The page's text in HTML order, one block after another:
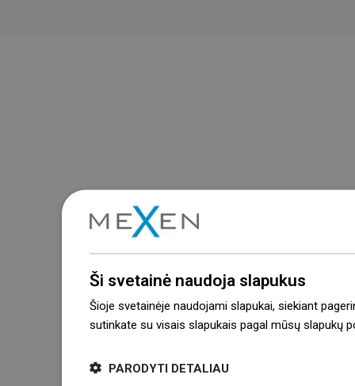
Ši svetainė naudoja slapukus
Šioje svetainėje naudojami slapukai, siekiant
sutinkate su visais slapukais pagal mūsų slapukų
PARODYTI DETALIAU